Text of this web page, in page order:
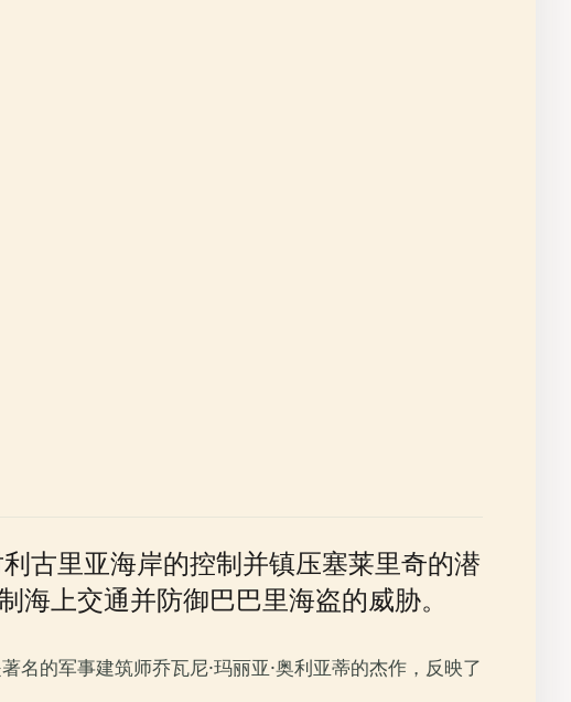
古里亚海岸的控制并镇压塞莱里奇的潜
上交通并防御巴巴里海盗的威胁。
的军事建筑师乔瓦尼·玛丽亚·奥利亚蒂的杰作，反映了